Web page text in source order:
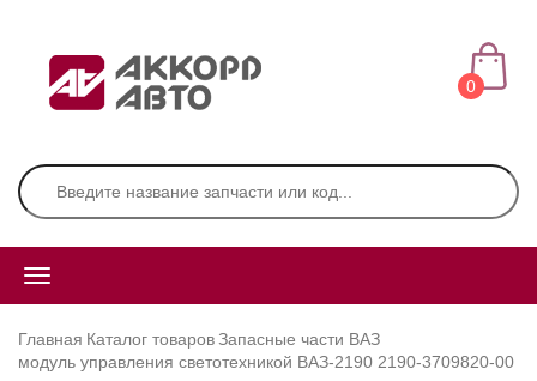
0
Главная Каталог товаровЗапасные части ВАЗ
модуль управления светотехникой ВАЗ-2190 2190-3709820-00